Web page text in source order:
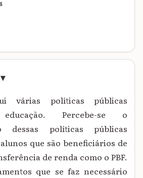
▾
várias políticas públicas
educação. Percebe-se o
dessas políticas públicas
que são beneficiários de
de renda como o PBF.
que se faz necessário